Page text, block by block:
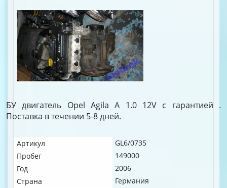
БУ двигатель Opel Agila A 1.0 12V c гарантией .
Поставка в течении 5-8 дней.
Артикул
GL6/0735
Пробег
149000
Год
2006
Страна
Германия